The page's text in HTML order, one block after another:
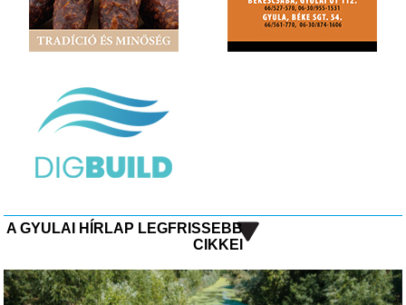
A GYULAI HÍRLAP LEGFRISSEBB
CIKKEI